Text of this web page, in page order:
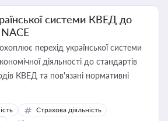
системи КВЕД до
перехід української системи
діяльності до стандартів
КВЕД та пов'язані нормативні
Страхова діяльність